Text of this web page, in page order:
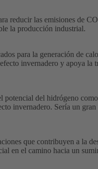
reducir las emisiones de
la producción industrial.
para la generación de
invernadero y apoya la
potencial del hidrógeno
invernadero. Sería un gran
que contribuyen a la
en el camino hacia un